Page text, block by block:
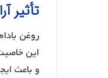
تأثیر
روغن
این
و باعث